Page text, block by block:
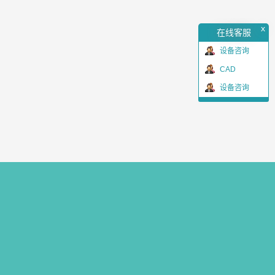
在线客服 x
设备咨询
CAD
设备咨询